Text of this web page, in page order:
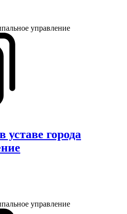
управление
уставе города
управление